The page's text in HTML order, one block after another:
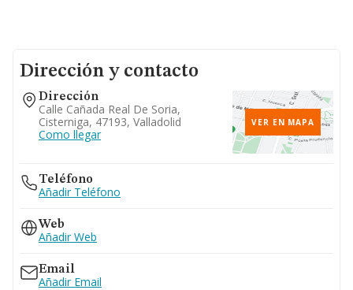
Dirección y contacto
Dirección
Calle Cañada Real De Soria,
Cisterniga, 47193, Valladolid
Como llegar
VER EN MAPA
Teléfono
Añadir Teléfono
Web
Añadir Web
Email
Añadir Email